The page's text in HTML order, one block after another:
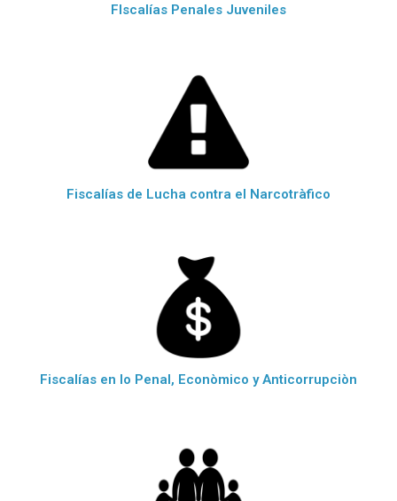
FIscalías Penales Juveniles
Fiscalías de Lucha contra el Narcotràfico
Fiscalías en lo Penal, Econòmico y Anticorrupciòn